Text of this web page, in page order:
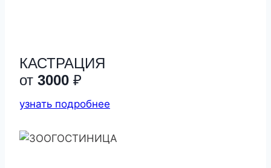
КАСТРАЦИЯ
от 3000 ₽
узнать подробнее